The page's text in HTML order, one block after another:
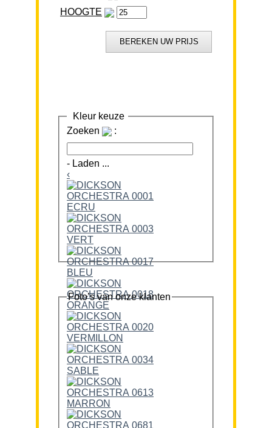
HOOGTE
Kleur keuze
Zoeken
:
- Laden ...
‹
Foto’s van onze klanten